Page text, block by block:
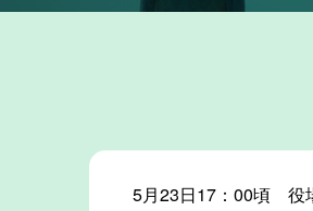
5月23日17：00頃 役